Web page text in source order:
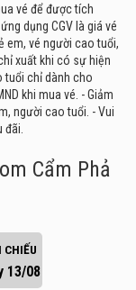
vé để được tích
dụng CGV là giá vé
em, vé người cao tuổi,
xuất khi có sự hiện
tuổi chỉ dành cho
khi mua vé. - Giảm
người cao tuổi. - Vui
Cẩm Phả
CHIẾU
13/08